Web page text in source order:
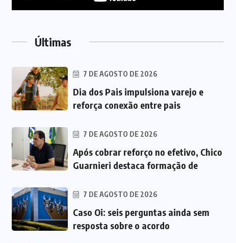
Últimas
7 DE AGOSTO DE 2026
Dia dos Pais impulsiona varejo e
reforça conexão entre pais
7 DE AGOSTO DE 2026
Após cobrar reforço no efetivo, Chico
Guarnieri destaca formação de
7 DE AGOSTO DE 2026
Caso Oi: seis perguntas ainda sem
resposta sobre o acordo